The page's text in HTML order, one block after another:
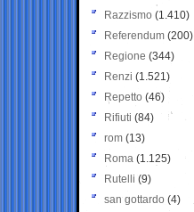
Razzismo (1.410)
Referendum (200)
Regione (344)
Renzi (1.521)
Repetto (46)
Rifiuti (84)
rom (13)
Roma (1.125)
Rutelli (9)
san gottardo (4)